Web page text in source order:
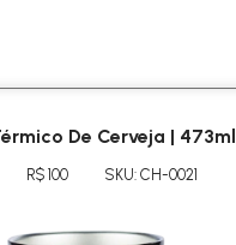
De Cerveja | 473ml
R$ 100 SKU: CH-0021